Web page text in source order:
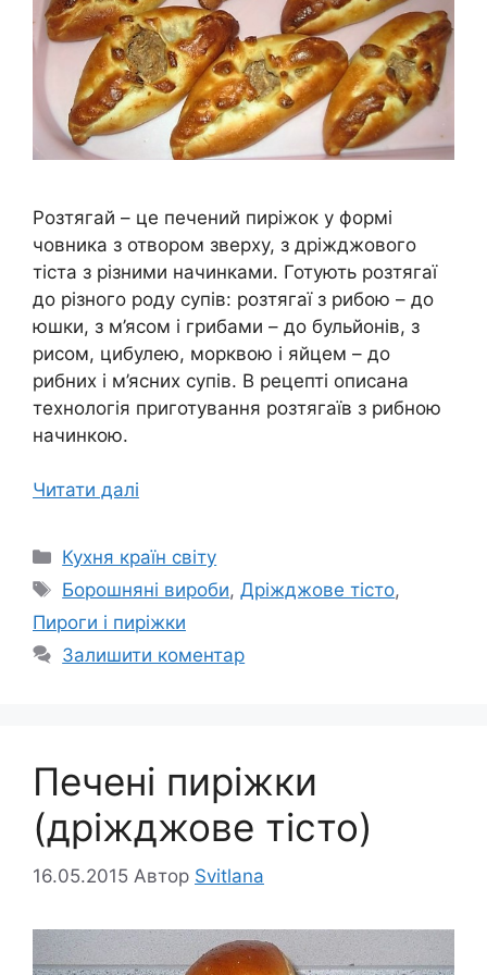
Розтягай – це печений пиріжок у формі
човника з отвором зверху, з дріжджового
тіста з різними начинками. Готують розтягаї
до різного роду супів: розтягаї з рибою – до
юшки, з м’ясом і грибами – до бульйонів, з
рисом, цибулею, морквою і яйцем – до
рибних і м’ясних супів. В рецепті описана
технологія приготування розтягаїв з рибною
начинкою.
Читати далі
Категорії
Кухня країн світу
Позначки
Борошняні вироби,Дріжджове тісто,
Пироги і пиріжки
Залишити коментар
Печені пиріжки
(дріжджове тісто)
16.05.2015 Автор Svitlana